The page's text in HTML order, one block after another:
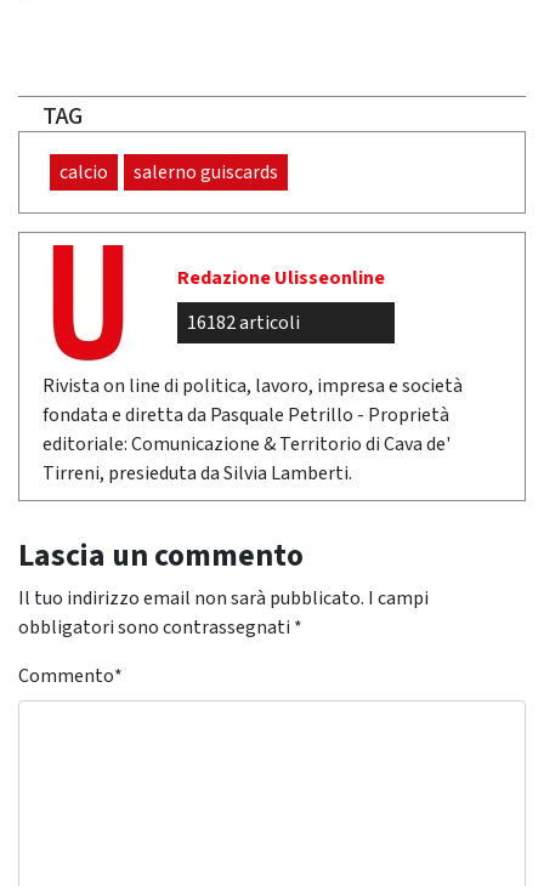
TAG
calcio salerno guiscards
Redazione Ulisseonline
16182 articoli
Rivista on line di politica, lavoro, impresa e società
fondata e diretta da Pasquale Petrillo - Proprietà
editoriale: Comunicazione & Territorio di Cava de'
Tirreni, presieduta da Silvia Lamberti.
Lascia un commento
Il tuo indirizzo email non sarà pubblicato. I campi
obbligatori sono contrassegnati *
Commento*